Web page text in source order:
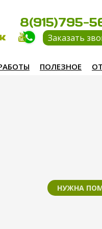
8(915)795-
Заказать
ПОЛЕЗНОЕ
НУЖНА